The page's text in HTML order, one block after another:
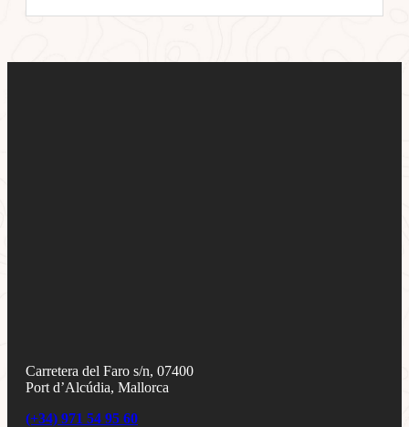
Carretera del Faro s/n, 07400
Port d’Alcúdia, Mallorca
(+34) 971 54 95 60